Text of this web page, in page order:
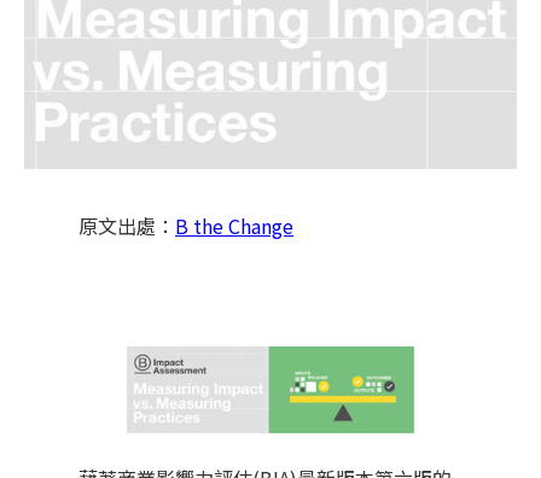
原文出處： B the Change